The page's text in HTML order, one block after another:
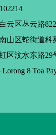
云区丛云路
山区蛇街道科
区汶水东路29
Lorong 8 Toa